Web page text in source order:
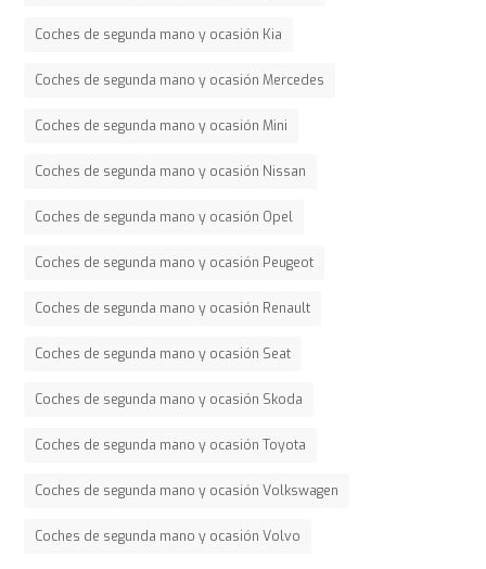
Coches de segunda mano y ocasión Kia
Coches de segunda mano y ocasión Mercedes
Coches de segunda mano y ocasión Mini
Coches de segunda mano y ocasión Nissan
Coches de segunda mano y ocasión Opel
Coches de segunda mano y ocasión Peugeot
Coches de segunda mano y ocasión Renault
Coches de segunda mano y ocasión Seat
Coches de segunda mano y ocasión Skoda
Coches de segunda mano y ocasión Toyota
Coches de segunda mano y ocasión Volkswagen
Coches de segunda mano y ocasión Volvo